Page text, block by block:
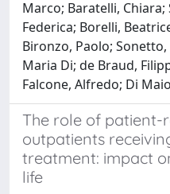
Marco; Baratelli,
Federica; Borelli,
Bironzo, Paolo;
Maria Di; de Braud,
Falcone, Alfredo; Di
The role of patient-
outpatients
treatment: impact
life